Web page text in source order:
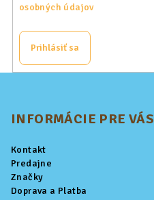
osobných údajov
Prihlásiť sa
INFORMÁCIE PRE VÁS
Kontakt
Predajne
Značky
Doprava a Platba